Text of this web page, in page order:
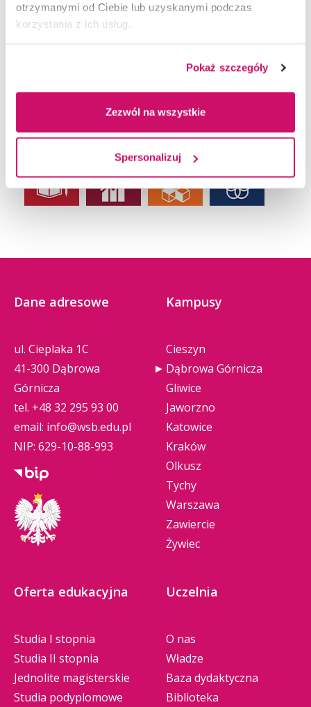
otrzymanymi od Ciebie lub uzyskanymi podczas
korzystania z ich usług.
Pokaż szczegóły
Zezwól na wszystkie
Spersonalizuj
Dane adresowe
ul. Cieplaka 1C
41-300 Dąbrowa
Górnicza
tel. +48 32 295 93 00
email: info@wsb.edu.pl
NIP: 629-10-88-993
Kampusy
Cieszyn
Dąbrowa Górnicza
Gliwice
Jaworzno
Katowice
Kraków
Olkusz
Tychy
Warszawa
Zawiercie
Żywiec
Oferta edukacyjna
Studia I stopnia
Studia II stopnia
Jednolite magisterskie
Studia podyplomowe
Uczelnia
O nas
Władze
Baza dydaktyczna
Biblioteka